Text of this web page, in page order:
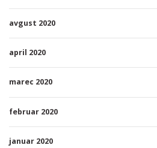
avgust 2020
april 2020
marec 2020
februar 2020
januar 2020